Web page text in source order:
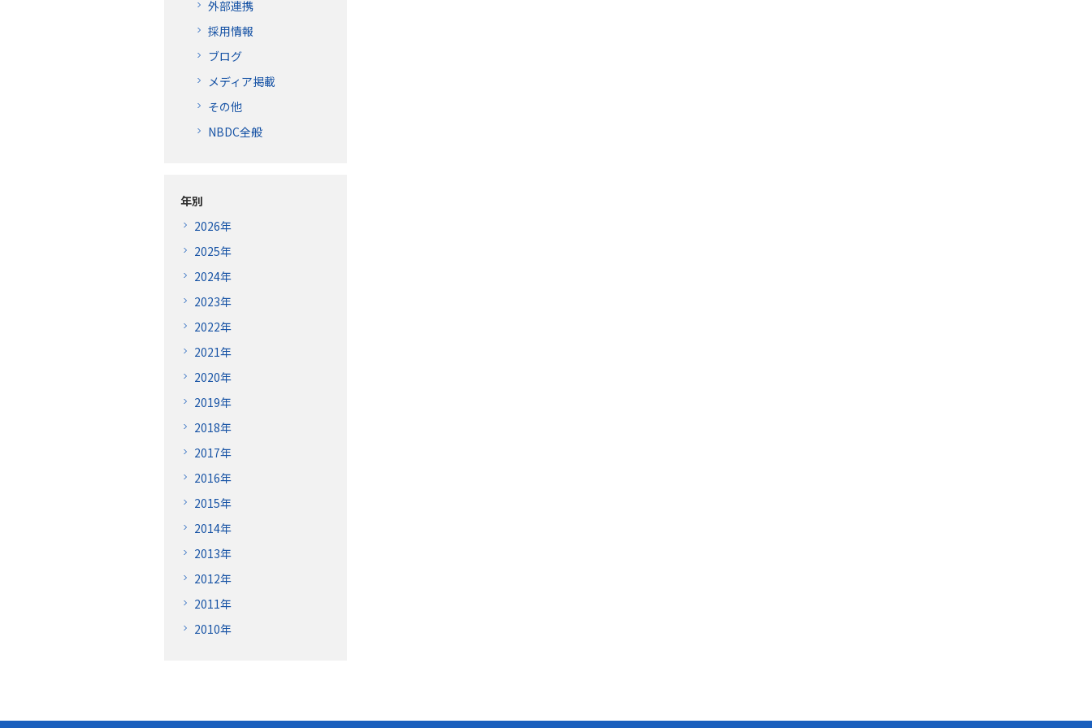
外部連携
採用情報
ブログ
メディア掲載
その他
NBDC全般
年別
2026年
2025年
2024年
2023年
2022年
2021年
2020年
2019年
2018年
2017年
2016年
2015年
2014年
2013年
2012年
2011年
2010年